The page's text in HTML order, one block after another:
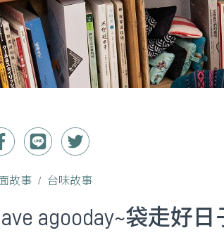
故事 台味故事
agooday~袋走好日